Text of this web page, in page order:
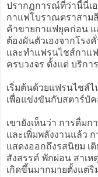
ปรากฏการณ์ที่ว่านี้นี่เ
กาแฟโบราณตราสาม
ค้าขายกาแฟยุคก่อน แ
ต้องผันตัวเองจากโร
และทำแฟรนไชส์กาแ
ครบวงจร ตั้งแต่ บริก
เริ่มต้นด้วยแฟรนไชส์
เพื่อแข่งขันกับสตาร์บัค
เขายังเห็นว่า การดื่ม
และเพิ่มพลังงานแล้ว
แสดงออกถึงรสนิยม เ
สังสรรค์ พักผ่อน สาเ
เกิดขึ้นมากมายตั้งแต่